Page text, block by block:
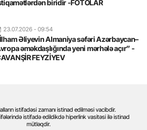
biridir -FOTOLAR
23.07.2026 - 09:54
Əliyevin Almaniya səfəri Azərbaycan–
əməkdaşlığında yeni mərhələ açır” -
FEYZİYEV
istifadəsi zamanı istinad edilməsi vacibdir.
istifadə edildikdə hiperlink vasitəsi ilə istinad
mütləqdir.